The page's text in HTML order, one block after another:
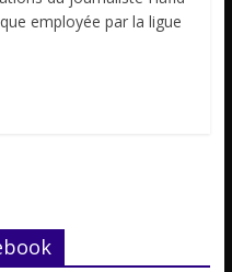
employée par la ligue